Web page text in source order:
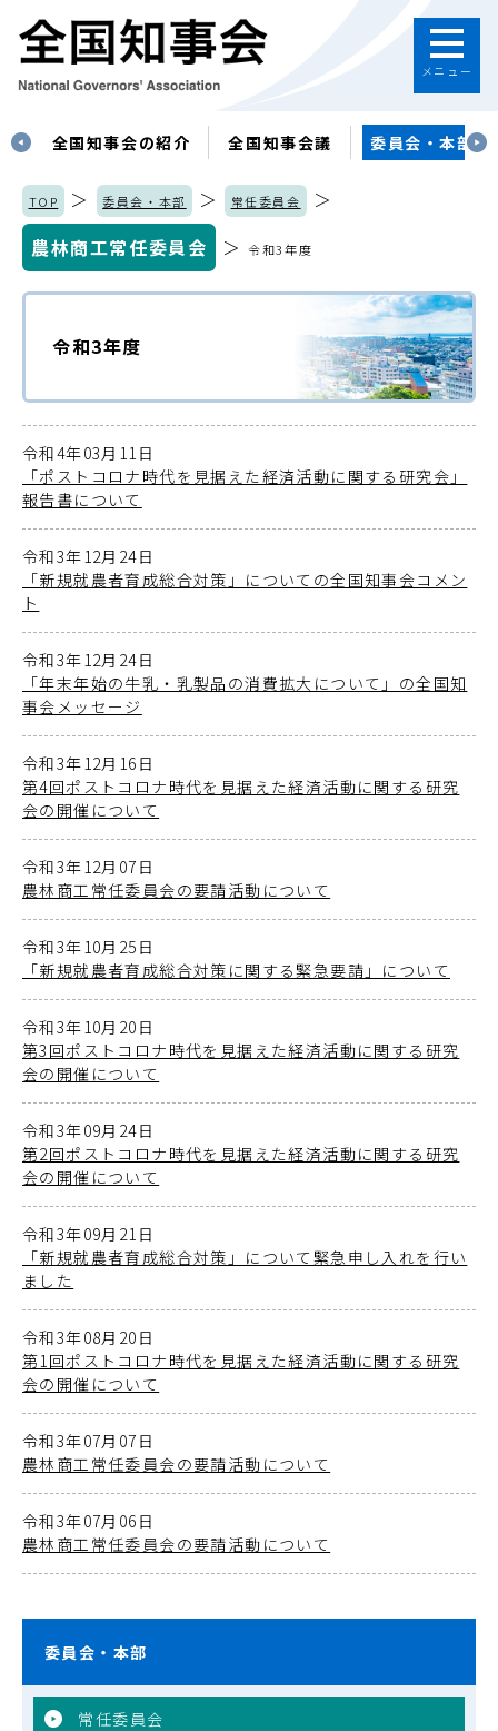
メニュー
全国知事会の紹介 全国知事会議 委員会・本部
TOP ＞ 委員会・本部 ＞ 常任委員会
＞
農林商工常任委員会
＞令和3年度
令和3年度
令和4年03月11日
「ポストコロナ時代を見据えた経済活動に関する研究会」
報告書について
令和3年12月24日
「新規就農者育成総合対策」についての全国知事会コメン
ト
令和3年12月24日
「年末年始の牛乳・乳製品の消費拡大について」の全国知
事会メッセージ
令和3年12月16日
第4回ポストコロナ時代を見据えた経済活動に関する研究
会の開催について
令和3年12月07日
農林商工常任委員会の要請活動について
令和3年10月25日
「新規就農者育成総合対策に関する緊急要請」について
令和3年10月20日
第3回ポストコロナ時代を見据えた経済活動に関する研究
会の開催について
令和3年09月24日
第2回ポストコロナ時代を見据えた経済活動に関する研究
会の開催について
令和3年09月21日
「新規就農者育成総合対策」について緊急申し入れを行い
ました
令和3年08月20日
第1回ポストコロナ時代を見据えた経済活動に関する研究
会の開催について
令和3年07月07日
農林商工常任委員会の要請活動について
令和3年07月06日
農林商工常任委員会の要請活動について
委員会・本部
常任委員会